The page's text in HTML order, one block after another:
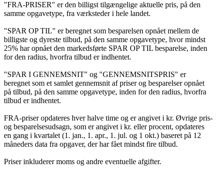
"FRA-PRISER" er den billigst tilgængelige aktuelle pris, på den
samme opgavetype, fra værksteder i hele landet.
"SPAR OP TIL" er beregnet som besparelsen opnået mellem de
billigste og dyreste tilbud, på den samme opgavetype, hvor mindst
25% har opnået den markedsførte SPAR OP TIL besparelse, inden
for den radius, hvorfra tilbud er indhentet.
"SPAR I GENNEMSNIT" og "GENNEMSNITSPRIS" er
beregnet som et samlet gennemsnit af priser og besparelser opnået
på tilbud, på den samme opgavetype, inden for den radius, hvorfra
tilbud er indhentet.
FRA-priser opdateres hver halve time og er angivet i kr. Øvrige pris-
og besparelsesudsagn, som er angivet i kr. eller procent, opdateres
en gang i kvartalet (1. jan., 1. apr., 1. jul. og 1 okt.) baseret på 12
måneders data fra opgaver, der har fået mindst fire tilbud.
Priser inkluderer moms og andre eventuelle afgifter.